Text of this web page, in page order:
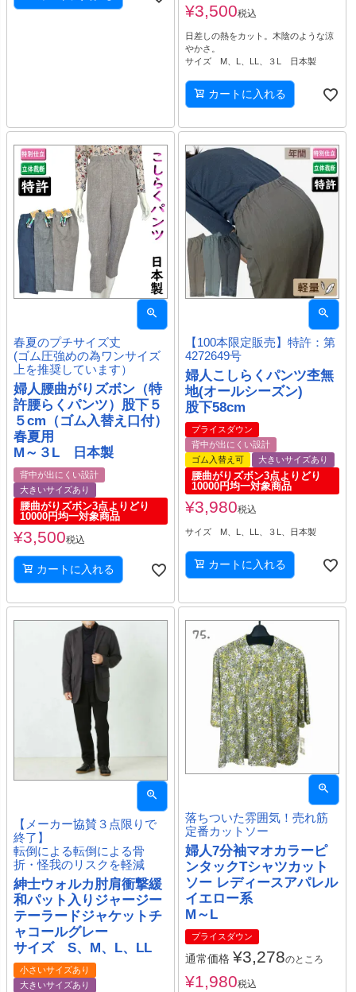
¥3,500税込
日差しの熱をカット。木陰のような涼
やかさ。
サイズ M、L、LL、３L 日本製
カートに入れる
春夏のプチサイズ丈
(ゴム圧強めの為ワンサイズ
上を推奨しています）
婦人腰曲がりズボン（特
許腰らくパンツ）股下５
５cm（ゴム入替え口付）
春夏用
M～３L 日本製
背中が出にくい設計
大きいサイズあり
腰曲がりズボン3点よりどり
10000円均一対象商品
¥3,500税込
カートに入れる
【100本限定販売】特許：第
4272649号
婦人こしらくパンツ杢無
地(オールシーズン)
股下58cm
プライスダウン
背中が出にくい設計
ゴム入替え可
大きいサイズあり
腰曲がりズボン3点よりどり
10000円均一対象商品
¥3,980税込
サイズ M、L、LL、３L、日本製
カートに入れる
【メーカー協賛３点限りで
終了】
転倒による転倒による骨
折・怪我のリスクを軽減
紳士ウォルカ肘肩衝撃緩
和パット入りジャージー
テーラードジャケットチ
ャコールグレー
サイズ S、M、L、LL
小さいサイズあり
大きいサイズあり
落ちついた雰囲気！売れ筋
定番カットソー
婦人7分袖マオカラーピ
ンタックTシャツカット
ソー レディースアパレル
イエロー系
M～L
プライスダウン
通常価格 ¥3,278のところ
¥1,980税込